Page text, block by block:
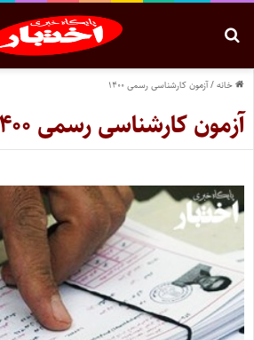
خانه/آزمون کارشناسی رسمی ۱۴۰۰
آزمون کارشناسی رسمی ۱۴۰۰